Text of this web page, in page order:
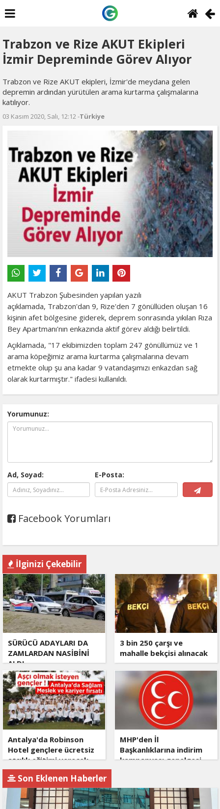
Trabzon ve Rize AKUT Ekipleri
İzmir Depreminde Görev Alıyor
Trabzon ve Rize AKUT ekipleri, İzmir'de meydana gelen
depremin ardından yürütülen arama kurtarma çalışmalarına
katılıyor.
03 Kasım 2020, Salı, 12:12 -Türkiye
AKUT Trabzon Şubesinden yapılan yazılı
açıklamada, Trabzon'dan 9, Rize'den 7 gönüllüden oluşan 16
kişinin afet bölgesine giderek, deprem sonrasında yıkılan Rıza
Bey Apartmanı'nın enkazında aktif görev aldığı belirtildi.
Açıklamada, "17 ekibimizden toplam 247 gönüllümüz ve 1
arama köpeğimiz arama kurtarma çalışmalarına devam
etmekte olup şu ana kadar 9 vatandaşımızı enkazdan sağ
olarak kurtarmıştır." ifadesi kullanıldı.
Yorumunuz:
Ad, Soyad: E-Posta:
Facebook Yorumları
İlginizi Çekebilir
SÜRÜCÜ ADAYLARI DA
ZAMLARDAN NASİBİNİ
ALDI
3 bin 250 çarşı ve
mahalle bekçisi alınacak
Antalya'da Robinson
Hotel gençlere ücretsiz
aşçılık eğitimi verecek
MHP'den İl
Başkanlıklarına indirim
kampanyası genelgesi
Son Eklenen Haberler